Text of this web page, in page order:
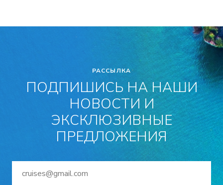
РАССЫЛКА
ПОДПИШИСЬ НА НАШИ
НОВОСТИ И
ЭКСКЛЮЗИВНЫЕ
ПРЕДЛОЖЕНИЯ